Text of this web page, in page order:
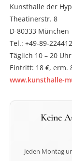
Kunsthalle der
Theatinerstr. 8
D-80333 München
Tel.: +49-89-224412
Täglich 10 – 20 Uhr
Eintritt: 18 €, erm.
www.kunsthalle-
Keine
Jeden Montag